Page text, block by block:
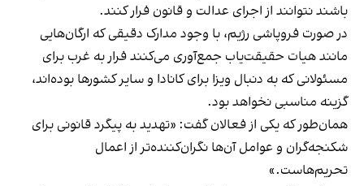
باشند نتوانند از اجرای عدالت و قانون فرار کنند.
در صورت فروپاشی رژیم، با وجود مدارک دقیقی که ارگان‌هایی
مانند هیات حقیقت‌یاب جمع‌آوری می‌کنند فرار به غرب برای
مسئولانی که به دنبال ویزا برای کانادا و سایر کشورها بوده‌اند،
گزینه‌ مناسبی نخواهد ‌بود.
همان‌طور که یکی از فعالان گفت: «تهدید به پیگرد قانونی برای
شکنجه‌گران و عوامل آن‌ها نگران‌کننده‌تر از اعمال
تحریم‌هاست.»